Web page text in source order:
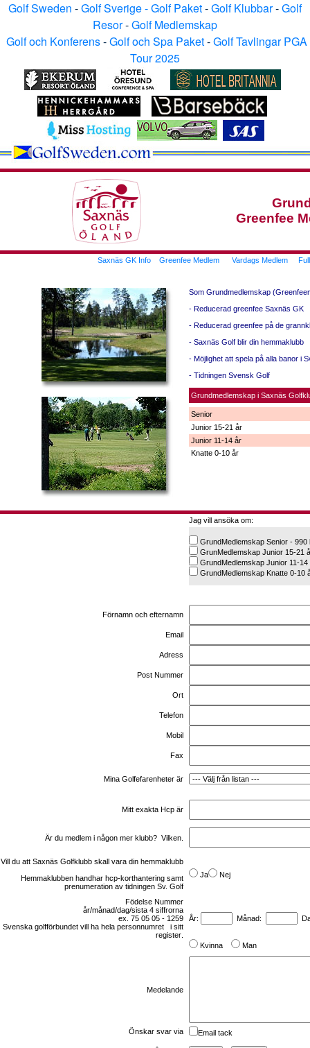
Golf Sweden -Golf Sverige - Golf Paket-Golf Klubbar-Golf
Resor-Golf Medlemskap
Golf och Konferens-Golf och Spa Paket-Golf Tavlingar PGA
Tour 2025
Greenfee
Saxnäs GK Info Greenfee Medlem Vardags Medlem
Som Grundmedlemskap
- Reducerad greenfee Saxnäs GK
- Reducerad greenfee på de
- Saxnäs Golf blir din hemmaklubb
- Möjlighet att spela på alla banor i
- Tidningen Svensk Golf
Grundmedlemskap i Saxnäs
Senior
Junior 15-21 år
Junior 11-14 år
Knatte 0-10 år
Jag vill ansöka om:
GrundMedlemskap Senior - 990
GrunMedlemskap Junior 15-21
GrundMedlemskap Junior 11-
GrundMedlemskap Knatte 0-10
Förnamn och efternamn
Email
Adress
Post Nummer
Ort
Telefon
Mobil
Fax
Mina Golfefarenheter är
Mitt exakta Hcp är
Är du medlem i någon mer klubb? Vilken.
Vill du att Saxnäs Golfklubb skall vara din hemmaklubb
Hemmaklubben handhar hcp-korthantering samt
prenumeration av tidningen Sv. Golf
Ja Nej
Födelse Nummer
år/månad/dag/sista 4 siffrorna
ex. 75 05 05 - 1259
Svenska golfförbundet vill ha hela personnumret
i sitt
register
År: Månad:
Kvinna Man
Medelande
Önskar svar via Email tack